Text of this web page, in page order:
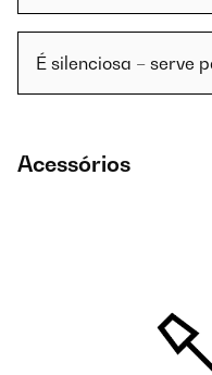
É silenciosa – serve
Acessórios